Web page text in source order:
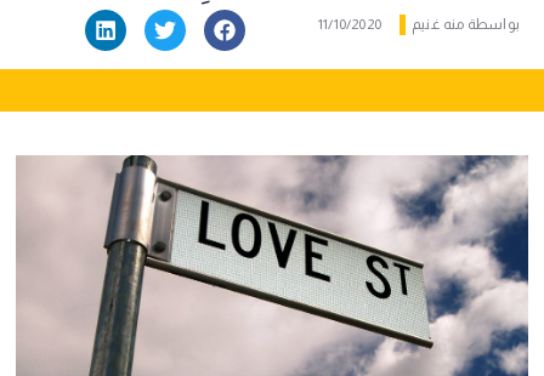
بواسطة منه غنيم 11/10/2020